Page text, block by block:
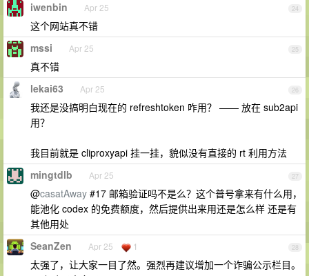
24
iwenbin Apr 25
这个网站真不错
25
mssi Apr 25
真不错
26
lekai63 Apr 25
我还是没搞明白现在的 refreshtoken 咋用？ —— 放在 sub2api
用？
我目前就是 cliproxyapi 挂一挂，貌似没有直接的 rt 利用方法
27
mingtdlb Apr 25
@casatAway #17 邮箱验证吗不是么？这个普号拿来有什么用，
能池化 codex 的免费额度，然后提供出来用还是怎么样 还是有
其他用处
28
SeanZen Apr 25 1
太强了，让大家一目了然。强烈再建议增加一个诈骗公示栏目。